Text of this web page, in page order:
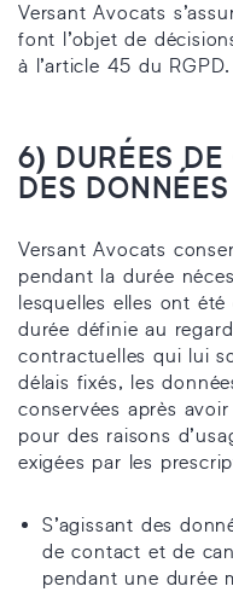
Versant Avocats
font l’objet de
à l’article 45 du RGPD.
6) DURÉES DE
DES
Versant Avocats
pendant la durée
lesquelles elles ont
durée définie au
contractuelles qui lui
délais fixés, les
conservées après
pour des raisons
exigées par les
S’agissant des
de contact et de
pendant une durée